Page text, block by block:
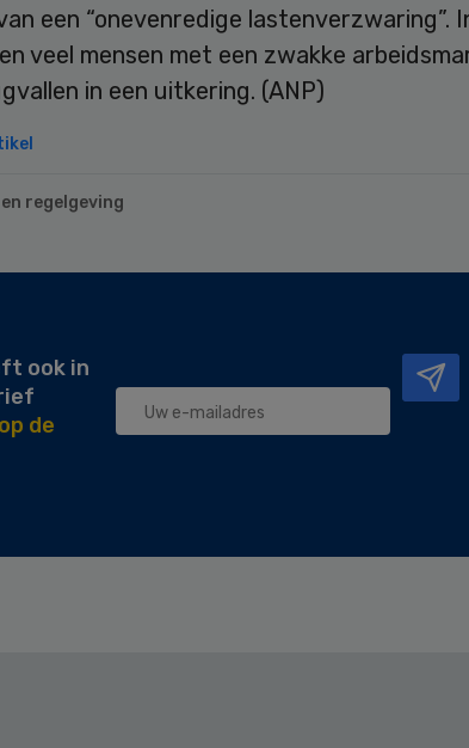
een “onevenredige lastenverzwaring”.
veel mensen met een zwakke
in een uitkering. (ANP)
regelgeving
ook in
de